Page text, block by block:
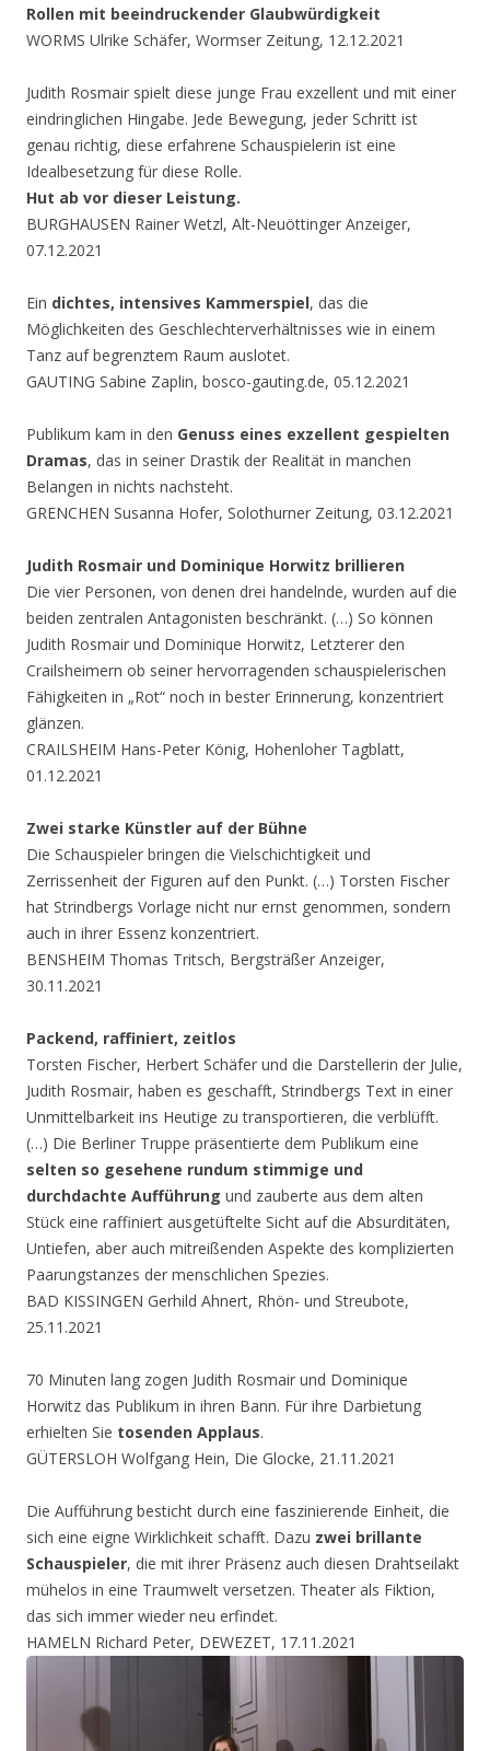
Rollen mit beeindruckender Glaubwürdigkeit
WORMS Ulrike Schäfer, Wormser Zeitung, 12.12.2021
Judith Rosmair spielt diese junge Frau exzellent und mit einer
eindringlichen Hingabe. Jede Bewegung, jeder Schritt ist
genau richtig, diese erfahrene Schauspielerin ist eine
Idealbesetzung für diese Rolle.
Hut ab vor dieser Leistung.
BURGHAUSEN Rainer Wetzl, Alt-Neuöttinger Anzeiger,
07.12.2021
Ein dichtes, intensives Kammerspiel, das die
Möglichkeiten des Geschlechterverhältnisses wie in einem
Tanz auf begrenztem Raum auslotet.
GAUTING Sabine Zaplin, bosco-gauting.de, 05.12.2021
Publikum kam in den Genuss eines exzellent gespielten
Dramas, das in seiner Drastik der Realität in manchen
Belangen in nichts nachsteht.
GRENCHEN Susanna Hofer, Solothurner Zeitung, 03.12.2021
Judith Rosmair und Dominique Horwitz brillieren
Die vier Personen, von denen drei handelnde, wurden auf die
beiden zentralen Antagonisten beschränkt. (…) So können
Judith Rosmair und Dominique Horwitz, Letzterer den
Crailsheimern ob seiner hervorragenden schauspielerischen
Fähigkeiten in „Rot“ noch in bester Erinnerung, konzentriert
glänzen.
CRAILSHEIM Hans-Peter König, Hohenloher Tagblatt,
01.12.2021
Zwei starke Künstler auf der Bühne
Die Schauspieler bringen die Vielschichtigkeit und
Zerrissenheit der Figuren auf den Punkt. (…) Torsten Fischer
hat Strindbergs Vorlage nicht nur ernst genommen, sondern
auch in ihrer Essenz konzentriert.
BENSHEIM Thomas Tritsch, Bergsträßer Anzeiger,
30.11.2021
Packend, raffiniert, zeitlos
Torsten Fischer, Herbert Schäfer und die Darstellerin der Julie,
Judith Rosmair, haben es geschafft, Strindbergs Text in einer
Unmittelbarkeit ins Heutige zu transportieren, die verblüfft.
(…) Die Berliner Truppe präsentierte dem Publikum eine
selten so gesehene rundum stimmige und
durchdachte Aufführung und zauberte aus dem alten
Stück eine raffiniert ausgetüftelte Sicht auf die Absurditäten,
Untiefen, aber auch mitreißenden Aspekte des komplizierten
Paarungstanzes der menschlichen Spezies.
BAD KISSINGEN Gerhild Ahnert, Rhön- und Streubote,
25.11.2021
70 Minuten lang zogen Judith Rosmair und Dominique
Horwitz das Publikum in ihren Bann. Für ihre Darbietung
erhielten Sie tosenden Applaus.
GÜTERSLOH Wolfgang Hein, Die Glocke, 21.11.2021
Die Aufführung besticht durch eine faszinierende Einheit, die
sich eine eigne Wirklichkeit schafft. Dazu zwei brillante
Schauspieler, die mit ihrer Präsenz auch diesen Drahtseilakt
mühelos in eine Traumwelt versetzen. Theater als Fiktion,
das sich immer wieder neu erfindet.
HAMELN Richard Peter, DEWEZET, 17.11.2021